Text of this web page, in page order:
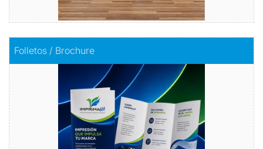
Folletos / Brochure
Impacta con información
Comprar
Comprar